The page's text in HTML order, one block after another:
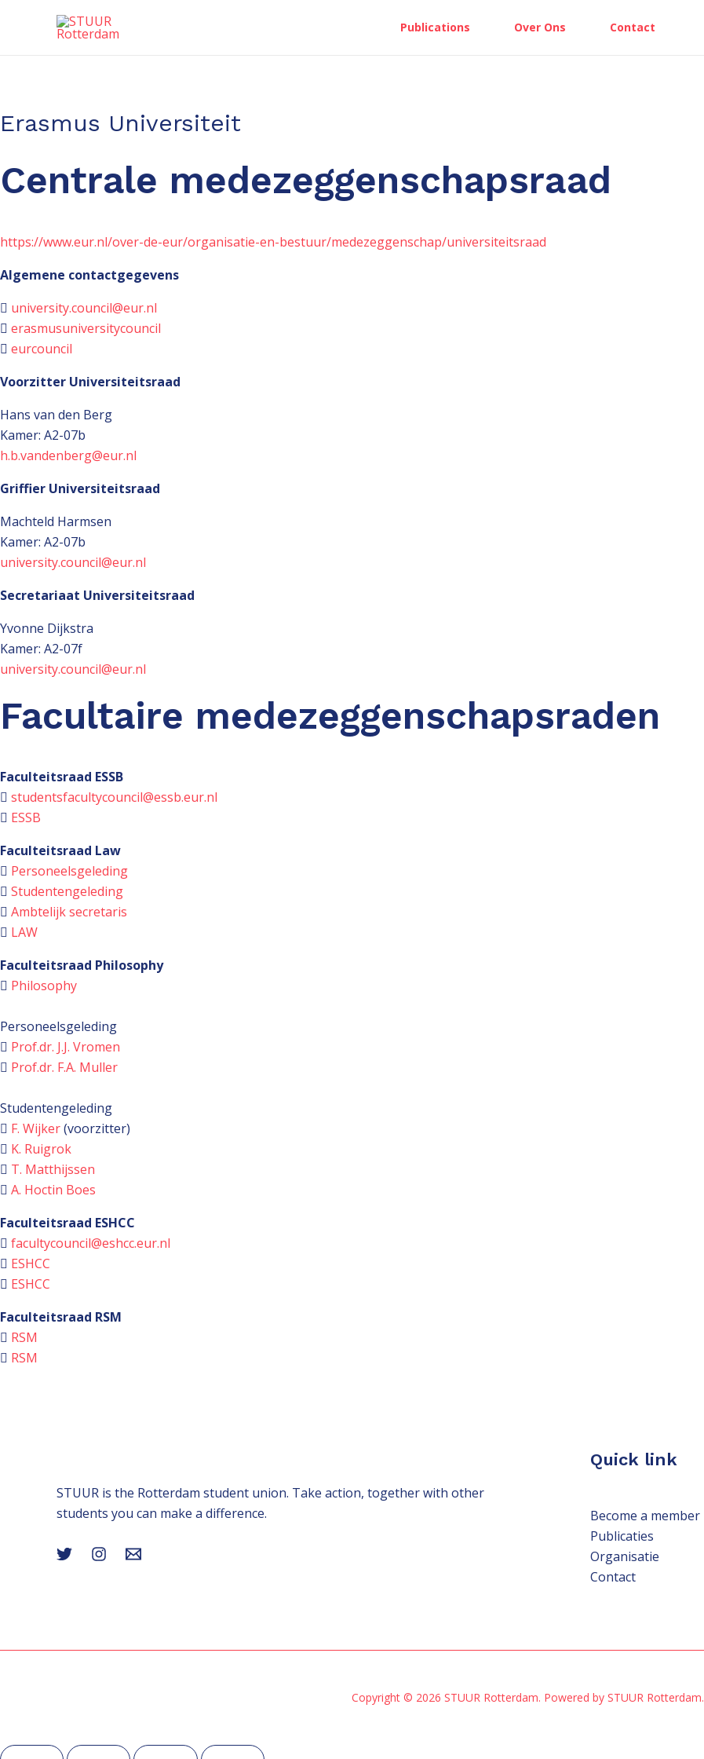
Publications Over Ons Contact
Erasmus Universiteit
Centrale medezeggenschapsraad
https://www.eur.nl/over-de-eur/organisatie-en-bestuur/medezeggenschap/universiteitsraad
Algemene contactgegevens
university.council@eur.nl
erasmusuniversitycouncil
eurcouncil
Voorzitter Universiteitsraad
Hans van den Berg
Kamer: A2-07b
h.b.vandenberg@eur.nl
Griffier Universiteitsraad
Machteld Harmsen
Kamer: A2-07b
university.council@eur.nl
Secretariaat Universiteitsraad
Yvonne Dijkstra
Kamer: A2-07f
university.council@eur.nl
Facultaire medezeggenschapsraden
Faculteitsraad ESSB
studentsfacultycouncil@essb.eur.nl
ESSB
Faculteitsraad Law
Personeelsgeleding
Studentengeleding
Ambtelijk secretaris
LAW
Faculteitsraad Philosophy
Philosophy
Personeelsgeleding
Prof.dr. J.J. Vromen
Prof.dr. F.A. Muller
Studentengeleding
F. Wijker(voorzitter)
K. Ruigrok
T. Matthijssen
A. Hoctin Boes
Faculteitsraad ESHCC
facultycouncil@eshcc.eur.nl
ESHCC
ESHCC
Faculteitsraad RSM
RSM
RSM
STUUR is the Rotterdam student union. Take action, together with other
students you can make a difference.
Quick link
Become a member
Publicaties
Organisatie
Contact
Copyright © 2026 STUUR Rotterdam. Powered by STUUR Rotterdam.